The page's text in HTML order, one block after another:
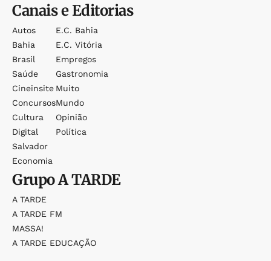
Canais e Editorias
Autos
Bahia
Brasil
Saúde
Cineinsite
Concursos
Cultura
Digital
Salvador
Economia
E.c. Bahia
E.c. Vitória
Empregos
Gastronomia
Muito
Mundo
Opinião
Política
GrupoA TARDE
A TARDE
A TARDE FM
MASSA!
A TARDE EDUCAÇÃO